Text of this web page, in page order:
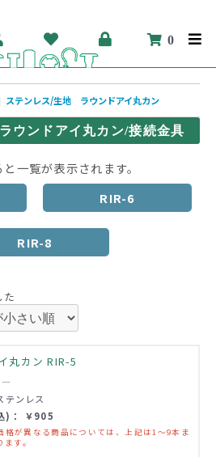
0
ステンレス/生地 ラウンドアイ丸カン
ウンドアイ丸カン/接続金具
一覧が表示されます。
RIR-6
RIR-8
丸カン RIR-5
―
ンレス
)： ￥905
が異なる商品については、上記は1～9本ま
す。